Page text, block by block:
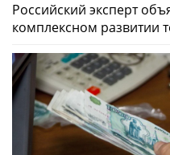
Российский эксперт
комплексном развитии